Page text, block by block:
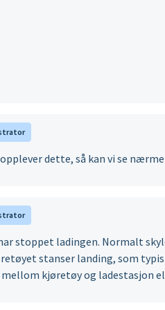
dette, så kan vi se
stoppet ladingen. Normalt
stanser landing, som
kjøretøy og ladestasjon